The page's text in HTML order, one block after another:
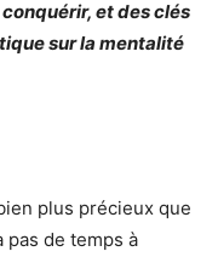
et des clés
sur la mentalité
plus précieux que
pas de temps à